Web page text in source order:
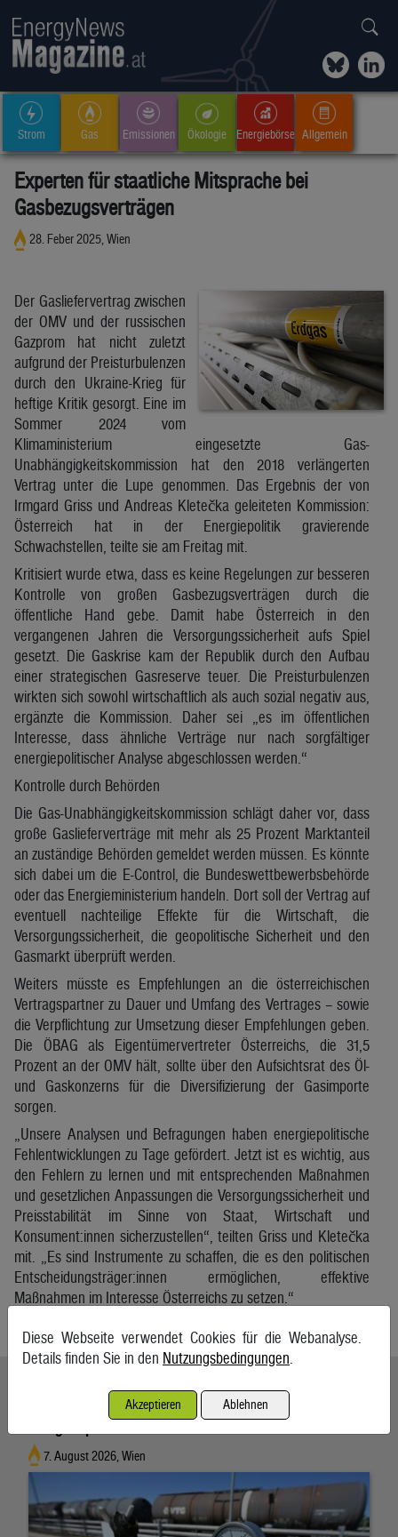
Strom Gas Emissionen Ökologie Energiebörse Allgemein
Experten für staatliche Mitsprache bei
Gasbezugsverträgen
28. Feber 2025, Wien
Der Gasliefervertrag zwischen
der OMV und der russischen
Gazprom hat nicht zuletzt
aufgrund der Preisturbulenzen
durch den Ukraine-Krieg für
heftige Kritik gesorgt. Eine im
Sommer 2024 vom
Klimaministerium eingesetzte Gas-
Unabhängigkeitskommission hat den 2018 verlängerten
Vertrag unter die Lupe genommen. Das Ergebnis der von
Irmgard Griss und Andreas Kletečka geleiteten Kommission:
Österreich hat in der Energiepolitik gravierende
Schwachstellen, teilte sie am Freitag mit.
Kritisiert wurde etwa, dass es keine Regelungen zur besseren
Kontrolle von großen Gasbezugsverträgen durch die
öffentliche Hand gebe. Damit habe Österreich in den
vergangenen Jahren die Versorgungssicherheit aufs Spiel
gesetzt. Die Gaskrise kam der Republik durch den Aufbau
einer strategischen Gasreserve teuer. Die Preisturbulenzen
wirkten sich sowohl wirtschaftlich als auch sozial negativ aus,
ergänzte die Kommission. Daher sei „es im öffentlichen
Interesse, dass ähnliche Verträge nur nach sorgfältiger
energiepolitischer Analyse abgeschlossen werden.“
Kontrolle durch Behörden
Die Gas-Unabhängigkeitskommission schlägt daher vor, dass
große Gaslieferverträge mit mehr als 25 Prozent Marktanteil
an zuständige Behörden gemeldet werden müssen. Es könnte
sich dabei um die E-Control, die Bundeswettbewerbsbehörde
oder das Energieministerium handeln. Dort soll der Vertrag auf
eventuell nachteilige Effekte für die Wirtschaft, die
Versorgungssicherheit, die geopolitische Sicherheit und den
Gasmarkt überprüft werden.
Weiters müsste es Empfehlungen an die österreichischen
Vertragspartner zu Dauer und Umfang des Vertrages – sowie
die Verpflichtung zur Umsetzung dieser Empfehlungen geben.
Die ÖBAG als Eigentümervertreter Österreichs, die 31,5
Prozent an der OMV hält, sollte über den Aufsichtsrat des Öl-
und Gaskonzerns für die Diversifizierung der Gasimporte
sorgen.
„Unsere Analysen und Befragungen haben energiepolitische
Fehlentwicklungen zu Tage gefördert. Jetzt ist es wichtig, aus
den Fehlern zu lernen und mit entsprechenden Maßnahmen
und gesetzlichen Anpassungen die Versorgungssicherheit und
Preisstabilität im Sinne von Staat, Wirtschaft und
Konsument:innen sicherzustellen“, teilten Griss und Kletečka
mit. „Es sind Instrumente zu schaffen, die es den politischen
Entscheidungsträger:innen ermöglichen, effektive
Maßnahmen im Interesse Österreichs zu setzen.“
7. August 2026, Wien
Diese Webseite verwendet Cookies für die Webanalyse.
Details finden Sie in den Nutzungsbedingungen.
Akzeptieren Ablehnen